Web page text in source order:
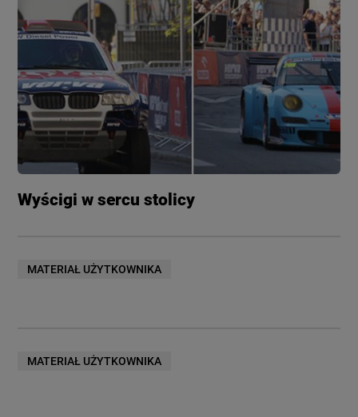
Wyścigi w sercu stolicy
MATERIAŁ UŻYTKOWNIKA
MATERIAŁ UŻYTKOWNIKA